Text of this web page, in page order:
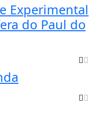
Experimental
do Paul do